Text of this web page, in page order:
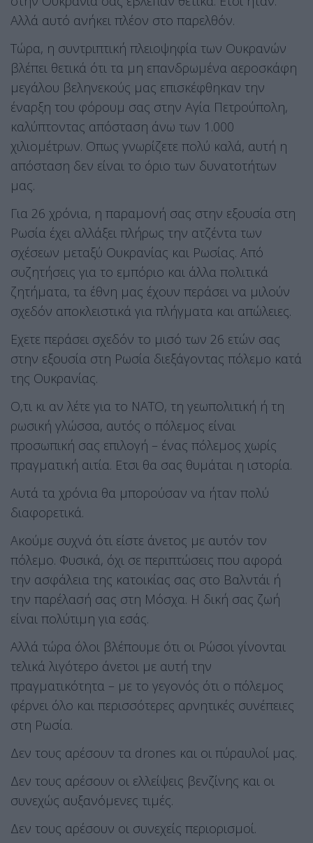
Αλλά αυτό ανήκει πλέον στο παρελθόν.
Τώρα, η συντριπτική πλειοψηφία των Ουκρανών
βλέπει θετικά ότι τα μη επανδρωμένα αεροσκάφη
μεγάλου βεληνεκούς μας επισκέφθηκαν την
έναρξη του φόρουμ σας στην Αγία Πετρούπολη,
καλύπτοντας απόσταση άνω των 1.000
χιλιομέτρων. Οπως γνωρίζετε πολύ καλά, αυτή η
απόσταση δεν είναι το όριο των δυνατοτήτων
μας.
Για 26 χρόνια, η παραμονή σας στην εξουσία στη
Ρωσία έχει αλλάξει πλήρως την ατζέντα των
σχέσεων μεταξύ Ουκρανίας και Ρωσίας. Από
συζητήσεις για το εμπόριο και άλλα πολιτικά
ζητήματα, τα έθνη μας έχουν περάσει να μιλούν
σχεδόν αποκλειστικά για πλήγματα και απώλειες.
Εχετε περάσει σχεδόν το μισό των 26 ετών σας
στην εξουσία στη Ρωσία διεξάγοντας πόλεμο κατά
της Ουκρανίας.
Ο,τι κι αν λέτε για το ΝΑΤΟ, τη γεωπολιτική ή τη
ρωσική γλώσσα, αυτός ο πόλεμος είναι
προσωπική σας επιλογή – ένας πόλεμος χωρίς
πραγματική αιτία. Ετσι θα σας θυμάται η ιστορία.
Αυτά τα χρόνια θα μπορούσαν να ήταν πολύ
διαφορετικά.
Ακούμε συχνά ότι είστε άνετος με αυτόν τον
πόλεμο. Φυσικά, όχι σε περιπτώσεις που αφορά
την ασφάλεια της κατοικίας σας στο Βαλντάι ή
την παρέλασή σας στη Μόσχα. Η δική σας ζωή
είναι πολύτιμη για εσάς.
Αλλά τώρα όλοι βλέπουμε ότι οι Ρώσοι γίνονται
τελικά λιγότερο άνετοι με αυτή την
πραγματικότητα – με το γεγονός ότι ο πόλεμος
φέρνει όλο και περισσότερες αρνητικές συνέπειες
στη Ρωσία.
Δεν τους αρέσουν τα drones και οι πύραυλοί μας.
Δεν τους αρέσουν οι ελλείψεις βενζίνης και οι
συνεχώς αυξανόμενες τιμές.
Δεν τους αρέσουν οι συνεχείς περιορισμοί.